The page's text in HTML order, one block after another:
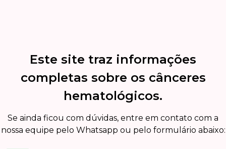
Este site traz informações
completas sobre os cânceres
hematológicos.
Se ainda ficou com dúvidas, entre em contato com a
nossa equipe pelo Whatsapp ou pelo formulário abaixo: